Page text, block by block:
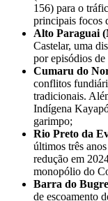
156) para o
principais focos
Alto Paraguai
Castelar, uma
por episódios
Cumaru do
conflitos
tradicionais.
Indígena
garimpo;
Rio Preto da
últimos três
redução em
monopólio do
Barra do
de escoamento